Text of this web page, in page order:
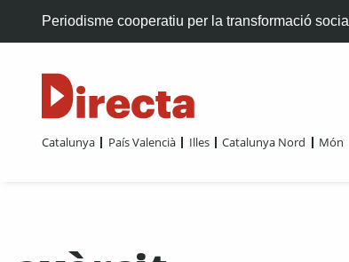
Periodisme cooperatiu per la transformació social
Catalunya País Valencià Illes Catalunya Nord Món